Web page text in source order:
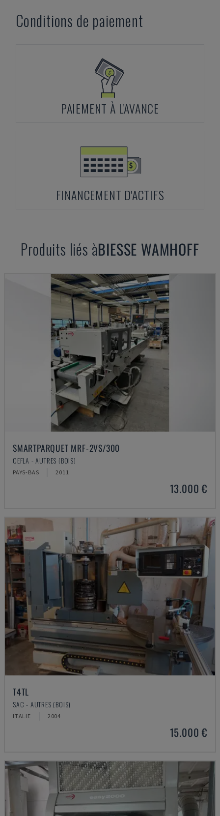
Conditions de paiement
PAIEMENT À L'AVANCE
FINANCEMENT D'ACTIFS
Produits liés àBIESSE WAMHOFF
SMARTPARQUET MRF-2VS/300
CEFLA - AUTRES (BOIS)
PAYS-BAS 2011
13.000 €
T4TL
SAC - AUTRES (BOIS)
ITALIE 2004
15.000 €